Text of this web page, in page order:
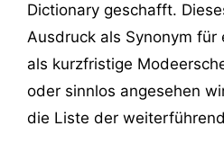
Dictionary geschafft.
Ausdruck als Synonym
als kurzfristige
oder sinnlos angesehen
die Liste der